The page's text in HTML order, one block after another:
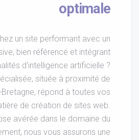
optimale
un site performant avec un
bien référencé et intégrant
d'intelligence artificielle ?
située à proximité de
répond à toutes vos
de création de sites web.
avérée dans le domaine du
nous vous assurons une